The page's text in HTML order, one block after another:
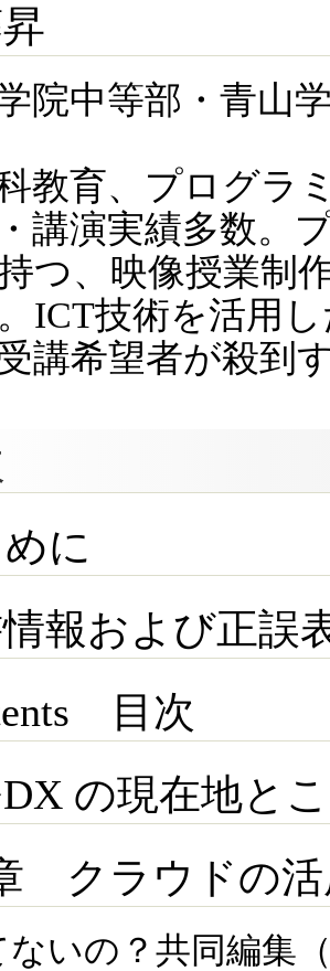
院中等部・青山
教育、プログラ
講演実績多数。
つ、映像授業制
ICT技術を活用
講希望者が殺到
に
報および正誤
目次
の現在地と
クラウドの活
ないの？共同編集